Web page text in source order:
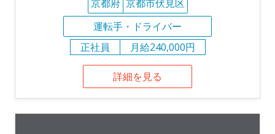
京都府 京都市伏見区
運転手・ドライバー
正社員
月給240,000円
詳細を見る